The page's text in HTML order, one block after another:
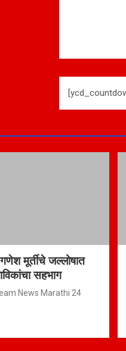
मूर्तीचे जल्लोषात
सहभाग
News Marathi 24